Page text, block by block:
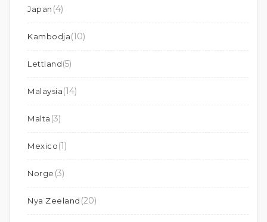
Japan (4)
Kambodja(10)
Lettland(5)
Malaysia(14)
Malta (3)
Mexico(1)
Norge (3)
Nya Zeeland (20)